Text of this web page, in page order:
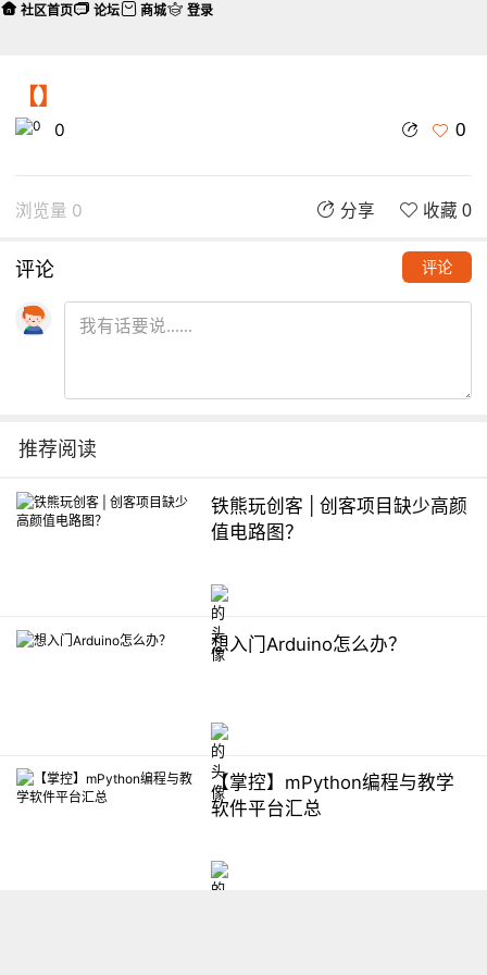
【】
0 0
浏览量 0 分享 收藏 0
评论 评论
推荐阅读
铁熊玩创客 | 创客项目缺少高颜
值电路图？
想入门Arduino怎么办？
【掌控】mPython编程与教学
软件平台汇总
社区首页 论坛 商城 登录